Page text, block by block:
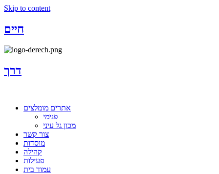
Skip to content
חיים
דרך
אתרים מומלצים
פנימי
מכון גל עיני
צור קשר
מוסדות
קהילה
פעילות
עמוד בית